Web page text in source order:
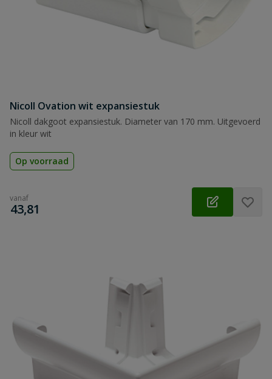
Nicoll Ovation wit expansiestuk
Nicoll dakgoot expansiestuk. Diameter van 170 mm. Uitgevoerd
in kleur wit
Op voorraad
vanaf
€
43,81